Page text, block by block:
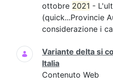
ottobre 2021 -
(quick...Provincie
considerazione i
Variante delta si
Italia
Contenuto Web